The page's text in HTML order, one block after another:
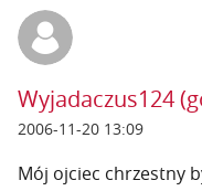
Wyjadaczus124
2006-11-20 13:09
Mój ojciec chrzestny